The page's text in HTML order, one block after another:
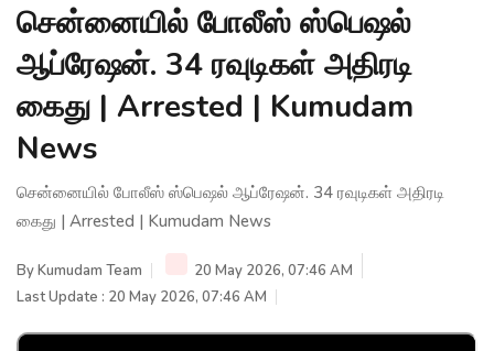
சென்னையில் போலீஸ் ஸ்பெஷல்
ஆப்ரேஷன். 34 ரவுடிகள் அதிரடி
கைது | Arrested | Kumudam
News
சென்னையில் போலீஸ் ஸ்பெஷல் ஆப்ரேஷன். 34 ரவுடிகள் அதிரடி
கைது | Arrested | Kumudam News
ByKumudam Team
20 May 2026, 07:46 AM
Last Update : 20 May 2026, 07:46 AM